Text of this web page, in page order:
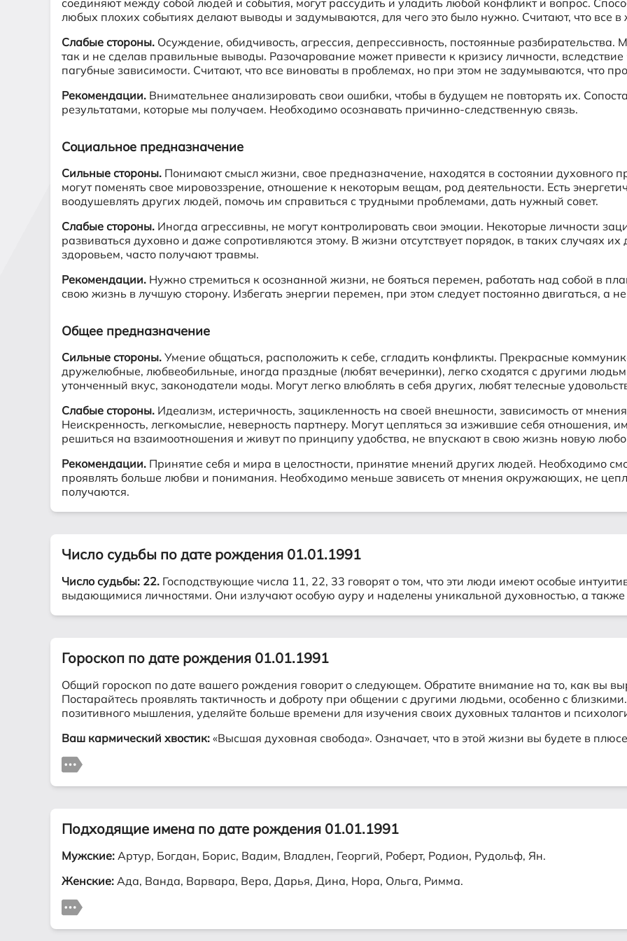
соединяют между собой людей и события, могут рассудить и уладить любой конфликт и вопрос.
любых плохих событиях делают выводы и задумываются, для чего это было нужно. Считают, что все
Слабые стороны. Осуждение, обидчивость, агрессия, депрессивность, постоянные
так и не сделав правильные выводы. Разочарование может привести к кризису личности,
пагубные зависимости. Считают, что все виноваты в проблемах, но при этом не задумываются, что
Рекомендации. Внимательнее анализировать свои ошибки, чтобы в будущем не повторять их.
результатами, которые мы получаем. Необходимо осознавать причинно-следственную связь.
Социальное предназначение
Сильные стороны. Понимают смысл жизни, свое предназначение, находятся в состоянии духовного
могут поменять свое мировоззрение, отношение к некоторым вещам, род деятельности. Есть
воодушевлять других людей, помочь им справиться с трудными проблемами, дать нужный совет.
Слабые стороны. Иногда агрессивны, не могут контролировать свои эмоции. Некоторые личности
развиваться духовно и даже сопротивляются этому. В жизни отсутствует порядок, в таких случаях
здоровьем, часто получают травмы.
Рекомендации. Нужно стремиться к осознанной жизни, не бояться перемен, работать над собой в
свою жизнь в лучшую сторону. Избегать энергии перемен, при этом следует постоянно двигаться, а
Общее предназначение
Сильные стороны. Умение общаться, расположить к себе, сгладить конфликты. Прекрасные
дружелюбные, любвеобильные, иногда праздные (любят вечеринки), легко сходятся с другими
утонченный вкус, законодатели моды. Могут легко влюблять в себя других, любят телесные
Слабые стороны. Идеализм, истеричность, зацикленность на своей внешности, зависимость от
Неискренность, легкомыслие, неверность партнеру. Могут цепляться за изжившие себя отношения,
решиться на взаимоотношения и живут по принципу удобства, не впускают в свою жизнь новую
Рекомендации. Принятие себя и мира в целостности, принятие мнений других людей. Необходимо
проявлять больше любви и понимания. Необходимо меньше зависеть от мнения окружающих, не
получаются.
Число судьбы по дате рождения 01.01.1991
Число судьбы: 22. Господствующие числа 11, 22, 33 говорят о том, что эти люди имеют особые
выдающимися личностями. Они излучают особую ауру и наделены уникальной духовностью, а
Гороскоп по дате рождения 01.01.1991
Общий гороскоп по дате вашего рождения говорит о следующем. Обратите внимание на то, как вы
Постарайтесь проявлять тактичность и доброту при общении с другими людьми, особенно с
позитивного мышления, уделяйте больше времени для изучения своих духовных талантов и
Ваш кармический хвостик: «Высшая духовная свобода». Означает, что в этой жизни вы будете в
Подходящие имена по дате рождения 01.01.1991
Мужские: Артур, Богдан, Борис, Вадим, Владлен, Георгий, Роберт, Родион, Рудольф, Ян.
Женские: Ада, Ванда, Варвара, Вера, Дарья, Дина, Нора, Ольга, Римма.